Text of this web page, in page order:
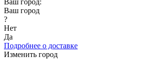
Ваш город:
Ваш город
?
Нет
Да
Подробнее о доставке
Изменить город